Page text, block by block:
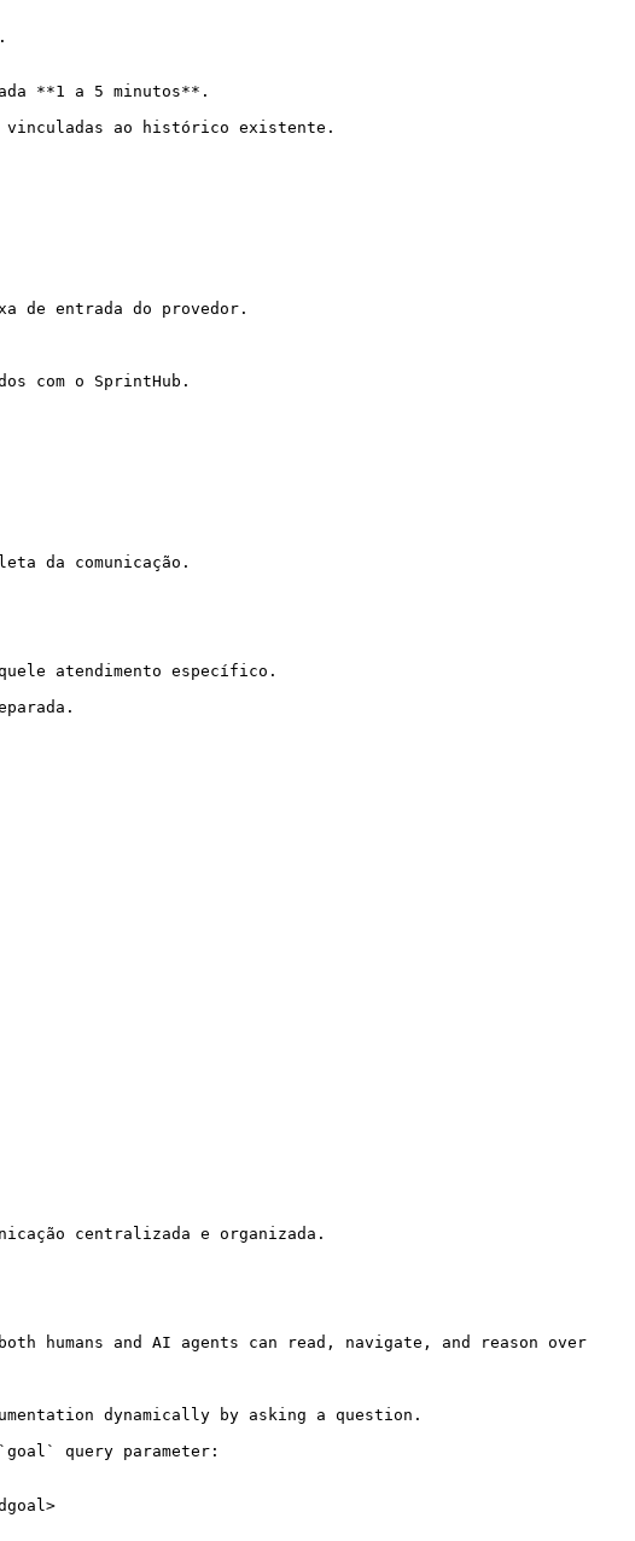
**1 a 5 minutos**.
vinculadas ao histórico existente.
de entrada do provedor.
com o SprintHub.
da comunicação.
atendimento específico.
centralizada e organizada.
humans and AI agents can read, navigate, and reason over
dynamically by asking a question.
query parameter: